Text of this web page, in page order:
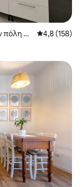
πόλη Αλ
Μέση
4,8 (158)